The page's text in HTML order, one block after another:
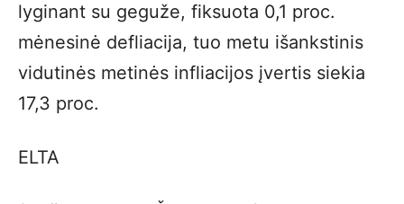
lyginant su geguže, fiksuota 0,1 proc.
mėnesinė defliacija, tuo metu išankstinis
vidutinės metinės infliacijos įvertis siekia
17,3 proc.
ELTA